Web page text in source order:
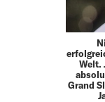
Welt.
Grand